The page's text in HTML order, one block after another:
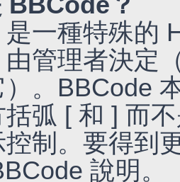
是一種特殊的
由管理者決定
。BBCode
弧 [ 和 ] 而
控制。要得到
說明。